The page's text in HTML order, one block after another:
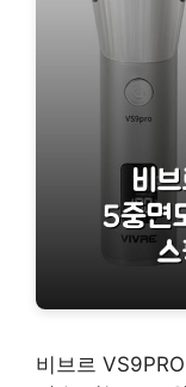
비브르